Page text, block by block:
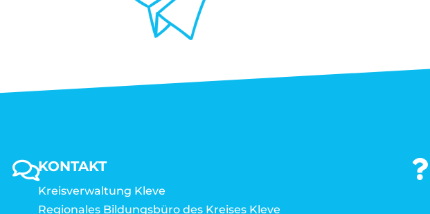
KONTAKT
Kreisverwaltung Kleve
Regionales Bildungsbüro des Kreises Kleve